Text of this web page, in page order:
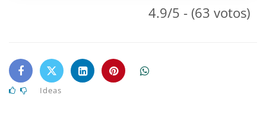
4.9/5 - (63 votos)
Ideas